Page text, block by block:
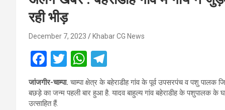
रही भीड़
December 7, 2023 Khabar CG News
F
a
ce
T
wi
tt
W
h
at
el
e
जांजगीर-चाम्पा. चाम्पा क्षेत्र के बहेराडीह गांव के पूर्व उपसरपंच व पशु पालक
बछड़े का जन्म पहली बार हुआ है. यादव बाहुल्य गांव बहेराडीह के पशुपालक
उत्साहित हैं.